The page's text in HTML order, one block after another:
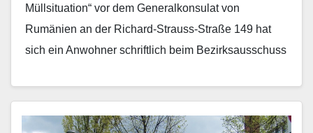
Müllsituation“ vor dem Generalkonsulat von
Rumänien an der Richard-Strauss-Straße 149 hat
sich ein Anwohner schriftlich beim Bezirksausschuss
Mehr erfahren